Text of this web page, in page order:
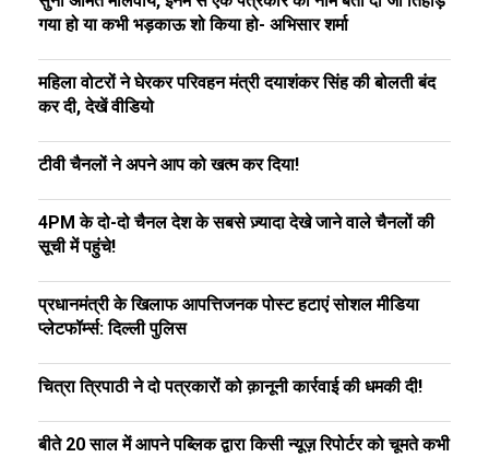
गया हो या कभी भड़काऊ शो किया हो- अभिसार शर्मा
महिला वोटरों ने घेरकर परिवहन मंत्री दयाशंकर सिंह की बोलती बंद
कर दी, देखें वीडियो
टीवी चैनलों ने अपने आप को खत्म कर दिया!
4PM के दो-दो चैनल देश के सबसे ज़्यादा देखे जाने वाले चैनलों की
सूची में पहुंचे!
प्रधानमंत्री के खिलाफ आपत्तिजनक पोस्ट हटाएं सोशल मीडिया
प्लेटफॉर्म्स: दिल्ली पुलिस
चित्रा त्रिपाठी ने दो पत्रकारों को क़ानूनी कार्रवाई की धमकी दी!
बीते 20 साल में आपने पब्लिक द्वारा किसी न्यूज़ रिपोर्टर को चूमते कभी